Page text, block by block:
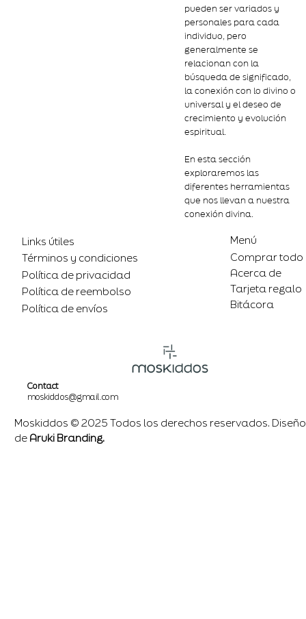
pueden ser variados y
personales para cada
individuo, pero
generalmente se
relacionan con la
búsqueda de significado,
la conexión con lo divino o
universal y el deseo de
crecimiento y evolución
espiritual.
En esta sección
exploraremos las
diferentes herramientas
que nos llevan a nuestra
conexión divina.
Links útiles
Términos y condiciones
Política de privacidad
Política de reembolso
Política de envíos
Menú
Comprar todo
Acerca de
Tarjeta regalo
Bitácora
Contact
moskiddos@gmail.com
Moskiddos © 2025 Todos los derechos reservados. Diseño
de Aruki Branding.